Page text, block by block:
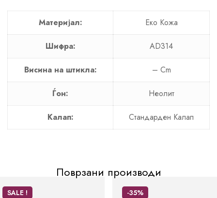
Материјал: Еко Кожа
Шифра: AD314
Висина на штикла: – Cm
Ѓон: Неолит
Калап: Стандарден Калап
Поврзани производи
SALE ! -35%